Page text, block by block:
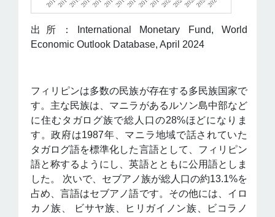
出所：International Monetary Fund, World
Economic Outlook Database, April 2024
フィリピンは多数の民族が存在する多民族国家で
す。主な民族は、マニラがあるルソン島中部など
に住むタガログ族で総人口の28%ほどになりま
す。政府は1987年、マニラ地域で話されていた
タガログ語を標準化した言語として、フィリピン
語と称するようにし、英語とともに公用語としま
した。 次いで、セブアノ族が総人口の約13.1%を
占め、言語はセブアノ語です。その他には、イロ
カノ族、 ビサヤ族、ヒリガイノン族、ビコラノ